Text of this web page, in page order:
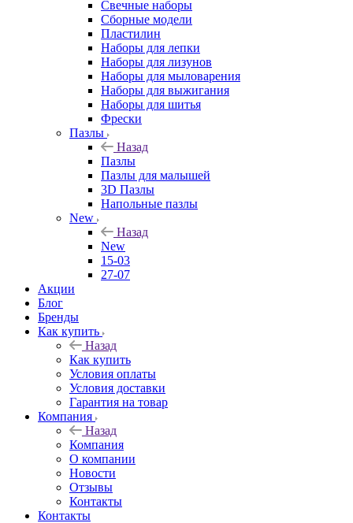
Свечные наборы
Сборные модели
Пластилин
Наборы для лепки
Наборы для лизунов
Наборы для мыловарения
Наборы для выжигания
Наборы для шитья
Фрески
Пазлы
Назад
Пазлы
Пазлы для малышей
3D Пазлы
Напольные пазлы
New
Назад
New
15-03
27-07
Акции
Блог
Бренды
Как купить
Назад
Как купить
Условия оплаты
Условия доставки
Гарантия на товар
Компания
Назад
Компания
О компании
Новости
Отзывы
Контакты
Контакты